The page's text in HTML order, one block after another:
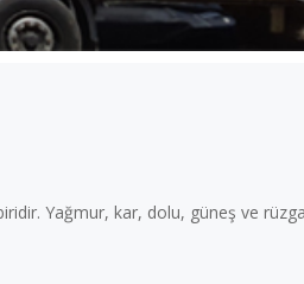
Yağmur, kar, dolu, güneş ve